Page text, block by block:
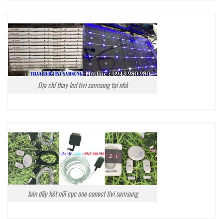
Địa chỉ thay led tivi samsung tại nhà
bán dây kết nối cục one conect tivi samsung